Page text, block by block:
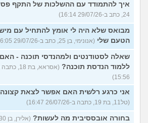
איך להתמודד עם ההשלכות של התקף
24, כתב ב-29/07/26 16:14)
מבואס שלא היה לי אומץ להתחיל עם
הטעם שלי (אנונימי, בן 25, כתב ב-29/07/26 16:05)
שאלה לסטודנטים ולמהנדסי תוכנה - האם
ללמוד הנדסת תוכנה?
15:56)
אני כרגע רלשית האם אפשר לצאת
(טל11, בת 19, כתבה ב-26/07/26 16:47)
בחורה אובססיבית מה לעשות?